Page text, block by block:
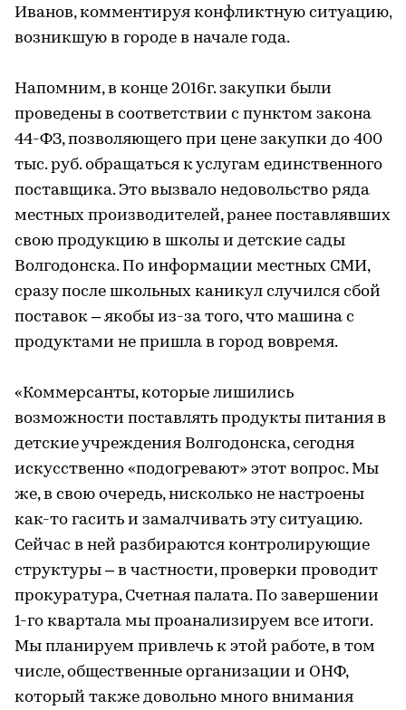
Иванов, комментируя конфликтную ситуацию,
возникшую в городе в начале года.
Напомним, в конце 2016г. закупки были
проведены в соответствии с пунктом закона
44-ФЗ, позволяющего при цене закупки до 400
тыс. руб. обращаться к услугам единственного
поставщика. Это вызвало недовольство ряда
местных производителей, ранее поставлявших
свою продукцию в школы и детские сады
Волгодонска. По информации местных СМИ,
сразу после школьных каникул случился сбой
поставок – якобы из-за того, что машина с
продуктами не пришла в город вовремя.
«Коммерсанты, которые лишились
возможности поставлять продукты питания в
детские учреждения Волгодонска, сегодня
искусственно «подогревают» этот вопрос. Мы
же, в свою очередь, нисколько не настроены
как-то гасить и замалчивать эту ситуацию.
Сейчас в ней разбираются контролирующие
структуры – в частности, проверки проводит
прокуратура, Счетная палата. По завершении
1-го квартала мы проанализируем все итоги.
Мы планируем привлечь к этой работе, в том
числе, общественные организации и ОНФ,
который также довольно много внимания